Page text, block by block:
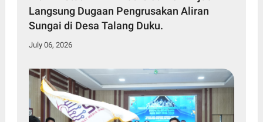
Langsung Dugaan Pengrusakan Aliran
Sungai di Desa Talang Duku.
July 06, 2026